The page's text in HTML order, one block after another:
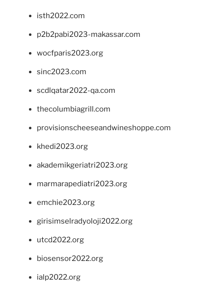
isth2022.com
p2b2pabi2023-makassar.com
wocfparis2023.org
sinc2023.com
scdlqatar2022-qa.com
thecolumbiagrill.com
provisionscheeseandwineshoppe.com
khedi2023.org
akademikgeriatri2023.org
marmarapediatri2023.org
emchie2023.org
girisimselradyoloji2022.org
utcd2022.org
biosensor2022.org
ialp2022.org